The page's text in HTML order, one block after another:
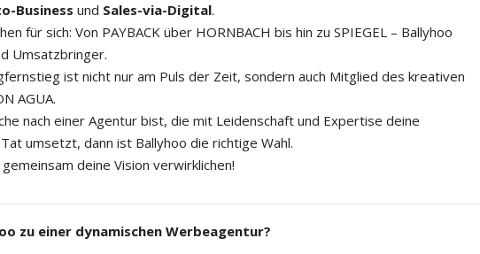
Business und Sales-via-Digital.
für sich: Von PAYBACK über HORNBACH bis hin zu SPIEGEL – Ballyhoo
Umsatzbringer.
ist nicht nur am Puls der Zeit, sondern auch Mitglied des kreativen
AGUA.
nach einer Agentur bist, die mit Leidenschaft und Expertise deine
umsetzt, dann ist Ballyhoo die richtige Wahl.
deine Vision verwirklichen!
zu einer dynamischen Werbeagentur?